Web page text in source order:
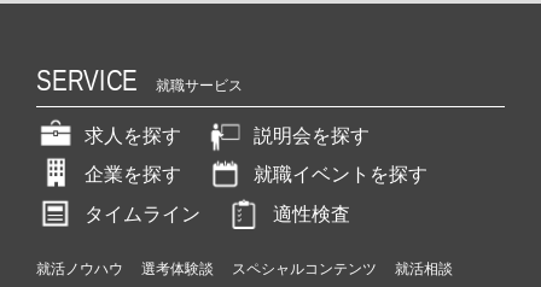
SERVICE 就職サービス
求人を探す
説明会を探す
企業を探す
就職イベントを探す
タイムライン
適性検査
就活ノウハウ 選考体験談 スペシャルコンテンツ
就活相談